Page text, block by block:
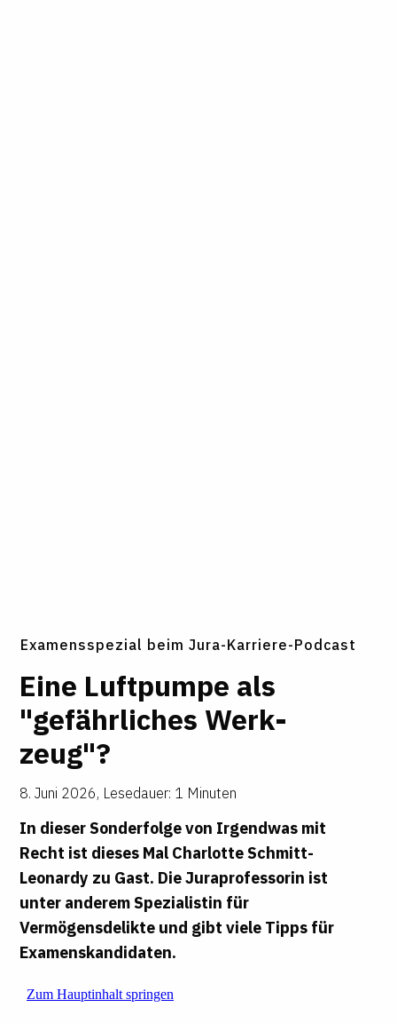
Examensspezial beim Jura-Karriere-Podcast
Eine Luft­pumpe als
"gefähr­li­ches Werk­
zeug"?
8. Juni 2026, Lesedauer: 1 Minuten
In dieser Sonderfolge von Irgendwas mit
Recht ist dieses Mal Charlotte Schmitt-
Leonardy zu Gast. Die Juraprofessorin ist
unter anderem Spezialistin für
Vermögensdelikte und gibt viele Tipps für
Examenskandidaten.